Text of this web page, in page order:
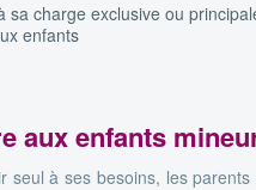
charge exclusive ou
enfants
aux enfants
à ses besoins, les